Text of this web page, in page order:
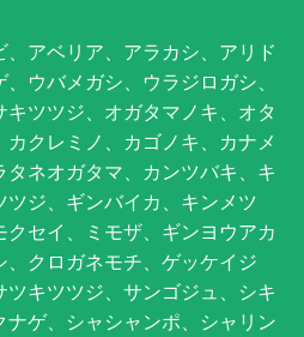
アベリア、アラカシ、アリド
ウバメガシ、ウラジロガシ、
ツツジ、オガタマノキ、オタ
クレミノ、カゴノキ、カナメ
ネオガタマ、カンツバキ、キ
ツジ、ギンバイカ、キンメツ
セイ、ミモザ、ギンヨウアカ
クロガネモチ、ゲッケイジ
キツツジ、サンゴジュ、シキ
ナゲ、シャシャンポ、シャリン